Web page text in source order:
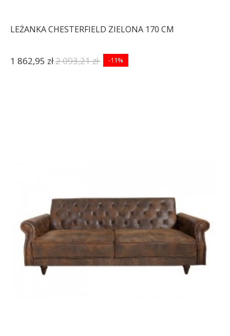
LEŻANKA CHESTERFIELD ZIELONA 170 CM
1 862,95 zł2 093,21 zł -11%